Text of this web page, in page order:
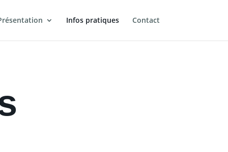
Infos pratiques Contact